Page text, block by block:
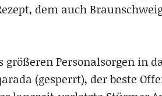
dem auch
Personalsorgen in
(gesperrt), der beste